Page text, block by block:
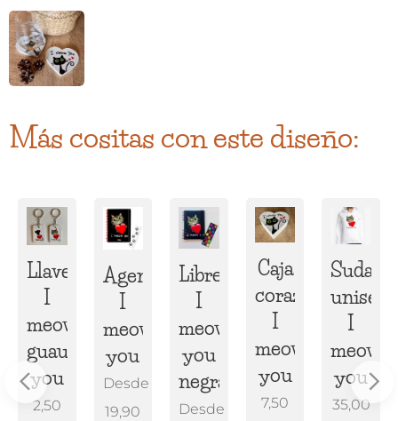
Más cositas con este diseño:
Llaveros
I
meow/I
guau
you
2,50
Agenda
I
meow
you
Desde
19,90
Libreta
I
meow
you
negra
Desde
Caja
corazón
I
meow
you
7,50
unisex
I
meow
you
35,00